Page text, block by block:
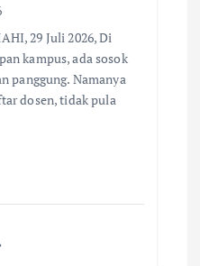
29 Juli 2026, Di
kampus, ada sosok
panggung. Namanya
dosen, tidak pula